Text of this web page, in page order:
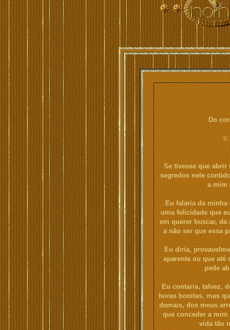
Do
©
Se tivesse que abrir
segredos nele
a mim
Eu falaria da minha
uma felicidade que
em querer buscar, da
a não ser que essa
Eu diria,
aparente ou que até
pede
Eu contaria, talvez,
horas bonitas, mas
demais, dos meus
que conceder a
vida tão